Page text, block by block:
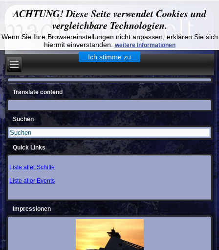
ACHTUNG! Diese Seite verwendet Cookies und
vergleichbare Technologien.
Wenn Sie Ihre Browsereinstellungen nicht anpassen, erklären Sie sich
hiermit einverstanden.
weitere Informationen
Ich stimme zu
Translate contend
Suchen
Quick Links
Liste aller Schiffe
Liste aller Events
Impressionen